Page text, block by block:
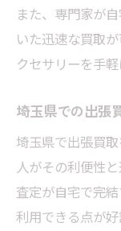
また、専門家が
いた迅速な買取
クセサリーを手
埼玉県での出張
埼玉県で出張買
人がその利便性
査定が自宅で完
利用できる点が